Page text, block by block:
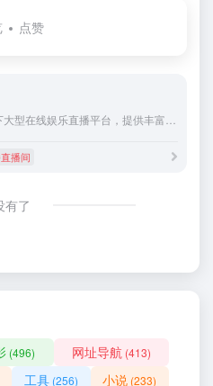
点赞
播间
有了
(496) 网址导航 (413)
工具(256) 小说 (233)